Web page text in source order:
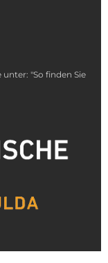
"So finden Sie